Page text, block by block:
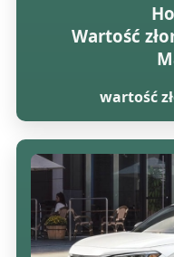
Wartość
wartość